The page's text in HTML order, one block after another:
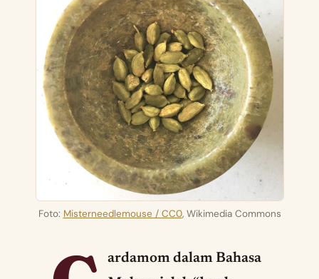
Foto: Misterneedlemouse / CC0, Wikimedia Commons
ardamom dalam Bahasa